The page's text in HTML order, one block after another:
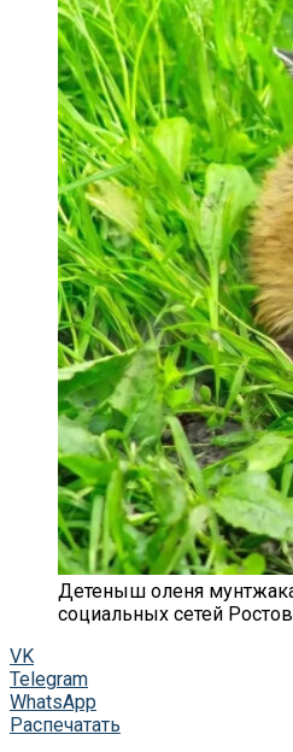
Детеныш оленя
социальных сетей
VK
Telegram
WhatsApp
Распечатать